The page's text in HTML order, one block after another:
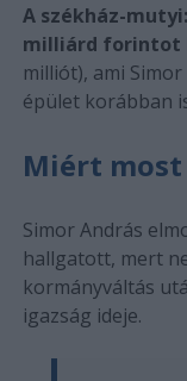
A székház-mutyi:
milliárd forintot
milliót), ami
épület korábban
Miért most
Simor András
hallgatott, mert
kormányváltás
igazság ideje.